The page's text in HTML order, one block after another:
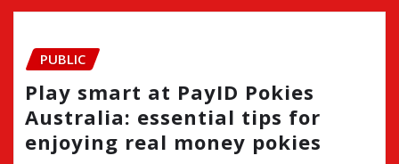
PUBLIC
Play smart at PayID Pokies
Australia: essential tips for
enjoying real money pokies